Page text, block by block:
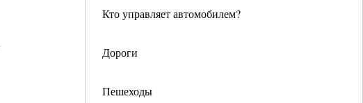
Кто управляет автомобилем?
Дороги
Пешеходы